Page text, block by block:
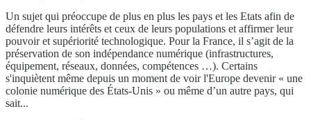
Un sujet qui préoccupe de plus en plus les pays et les Etats afin de
défendre leurs intérêts et ceux de leurs populations et affirmer leur
pouvoir et supériorité technologique. Pour la France, il s’agit de la
préservation de son indépendance numérique (infrastructures,
équipement, réseaux, données, compétences …). Certains
s'inquiètent même depuis un moment de voir l'Europe devenir « une
colonie numérique des États-Unis » ou même d’un autre pays, qui
sait...